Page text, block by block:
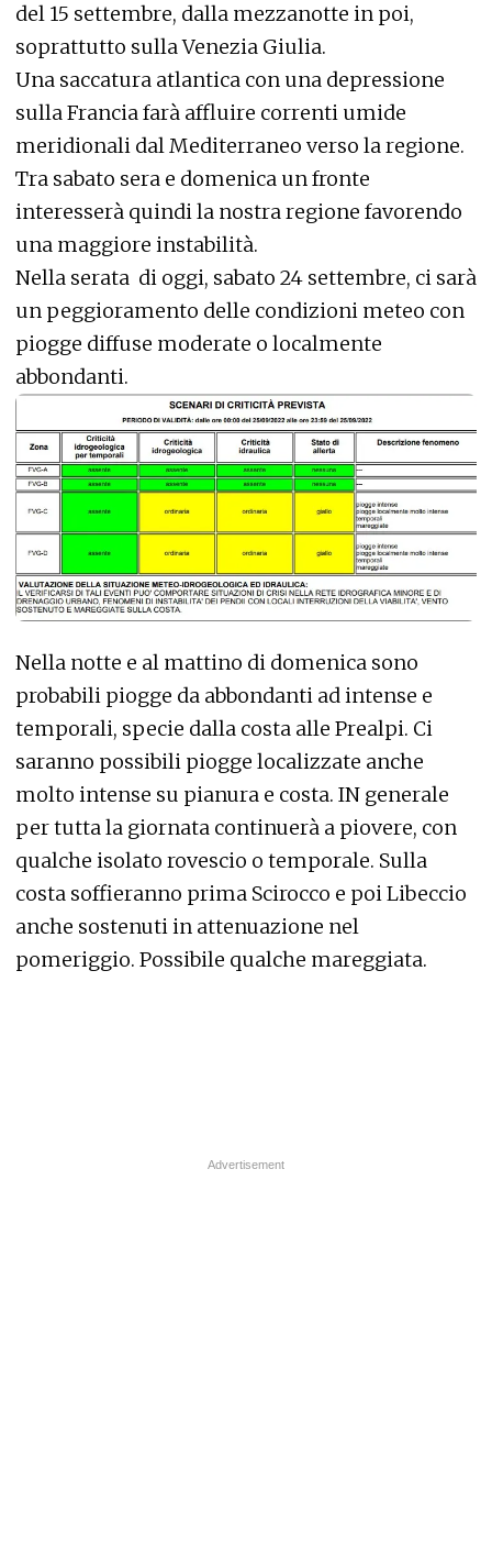
del 15 settembre, dalla mezzanotte in poi,
soprattutto sulla Venezia Giulia.
Una saccatura atlantica con una depressione
sulla Francia farà affluire correnti umide
meridionali dal Mediterraneo verso la regione.
Tra sabato sera e domenica un fronte
interesserà quindi la nostra regione favorendo
una maggiore instabilità.
Nella serata di oggi, sabato 24 settembre, ci sarà
un peggioramento delle condizioni meteo con
piogge diffuse moderate o localmente
abbondanti.
Nella notte e al mattino di domenica sono
probabili piogge da abbondanti ad intense e
temporali, specie dalla costa alle Prealpi. Ci
saranno possibili piogge localizzate anche
molto intense su pianura e costa. IN generale
per tutta la giornata continuerà a piovere, con
qualche isolato rovescio o temporale. Sulla
costa soffieranno prima Scirocco e poi Libeccio
anche sostenuti in attenuazione nel
pomeriggio. Possibile qualche mareggiata.